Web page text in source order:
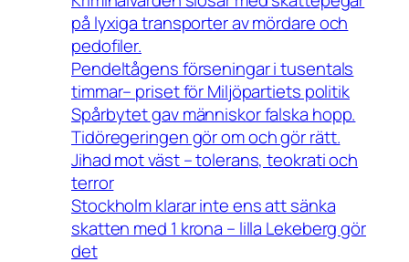
på lyxiga transporter av mördare och
pedofiler.
Pendeltågens förseningar i tusentals
timmar– priset för Miljöpartiets politik
Spårbytet gav människor falska hopp.
Tidöregeringen gör om och gör rätt.
Jihad mot väst – tolerans, teokrati och
terror
Stockholm klarar inte ens att sänka
skatten med 1 krona – lilla Lekeberg gör
det